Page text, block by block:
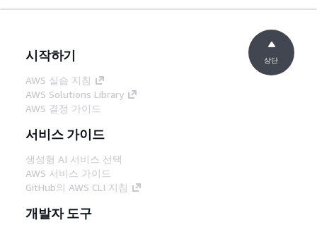
시작하기
AWS 실습 지침
AWS Solutions Library
AWS 결정 가이드
서비스 가이드
생성형 AI 서비스 선택
AWS 서비스 가이드
GitHub의 AWS CLI 지침
개발자 도구
상단